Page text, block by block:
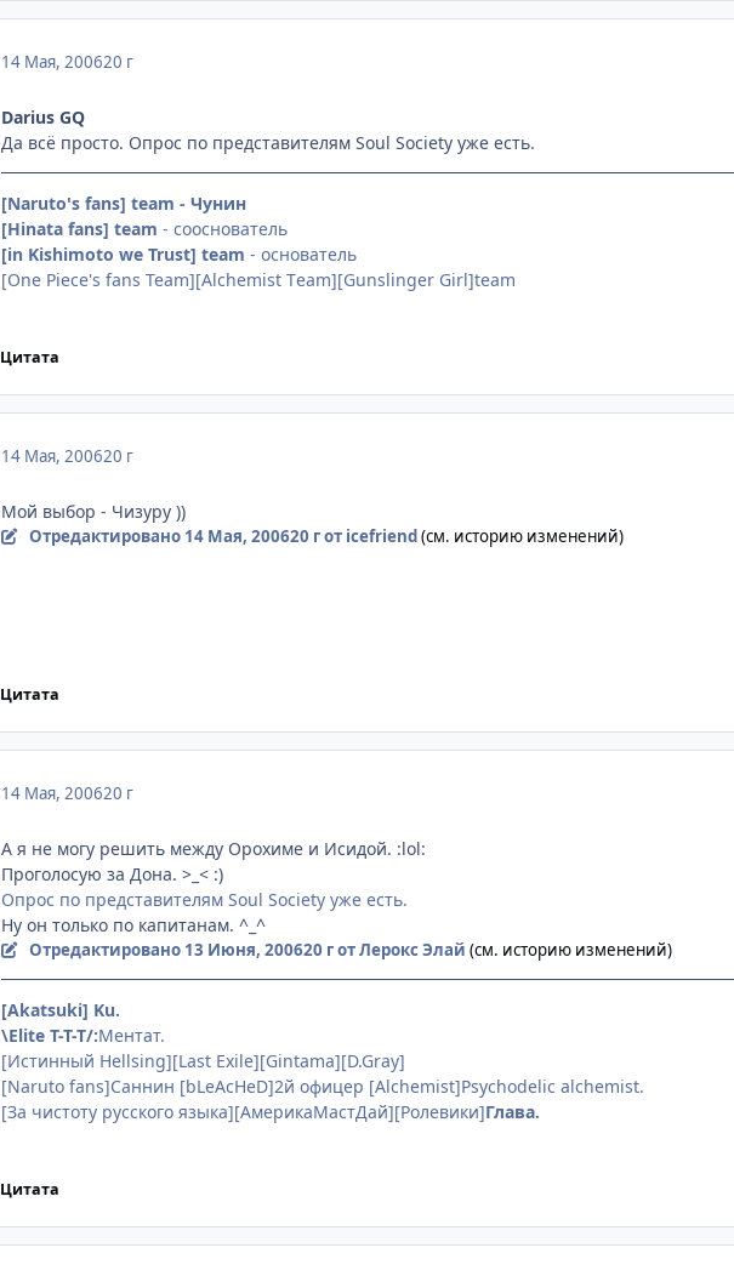
14 Мая, 200620 г
Darius GQ
Да всё просто. Опрос по представителям Soul Society уже есть.
[Naruto's fans] team - Чунин
[Hinata fans] team - cооснователь
[in Kishimoto we Trust] team - основатель
[One Piece's fans Team][Alchemist Тeam][Gunslinger Girl]team
Цитата
14 Мая, 200620 г
Мой выбор - Чизуру ))
Отредактировано 14 Мая, 200620 гот icefriend (см. историю изменений)
Цитата
14 Мая, 200620 г
А я не могу решить между Орохиме и Исидой. :lol:
Проголосую за Дона. >_< :)
Опрос по представителям Soul Society уже есть.
Ну он только по капитанам. ^_^
Отредактировано 13 Июня, 200620 гот Лерокс Элай (см. историю изменений)
[Akatsuki] Ku.
\Elite T-T-T/:Ментат.
[Истинный Hellsing][Last Exile][Gintama][D.Gray]
[Naruto fans]Саннин [bLeAcHeD]2й офицер [Alchemist]Psychodelic alchemist.
[За чистоту русского языка][АмерикаМастДай][Ролевики]Глава.
Цитата